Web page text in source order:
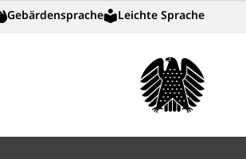
Gebärdensprache Leichte Sprache